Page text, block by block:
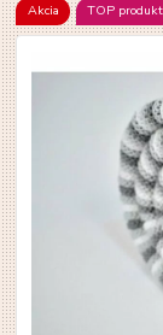
Akcia TOP produkt